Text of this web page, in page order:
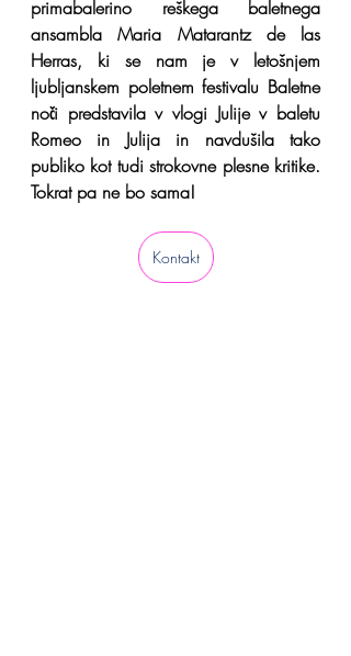
primabalerino reškega baletnega
ansambla Maria Matarantz de las
Herras, ki se nam je v letošnjem
ljubljanskem poletnem festivalu Baletne
noči predstavila v vlogi Julije v baletu
Romeo in Julija in navdušila tako
publiko kot tudi strokovne plesne kritike.
Tokrat pa ne bo sama!
Kontakt